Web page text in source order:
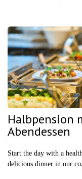
Halbpension
Abendessen
Start the day with a
delicious dinner in our